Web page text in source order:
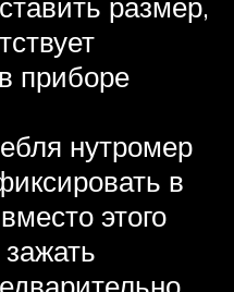
приборе
нутромер
в
этого